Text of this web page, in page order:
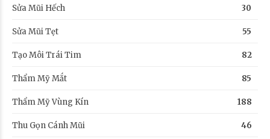
Sửa Mũi Hếch 30
Sửa Mũi Tẹt 55
Tạo Môi Trái Tim 82
Thẩm Mỹ Mắt 85
Thẩm Mỹ Vùng Kín 188
Thu Gọn Cánh Mũi 46